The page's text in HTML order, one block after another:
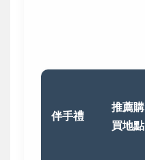
伴手禮
推薦購
買地點